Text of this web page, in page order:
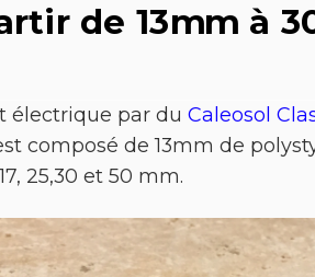
de 13mm à
électrique par du Caleosol
composé de 13mm de
25,30 et 50 mm.